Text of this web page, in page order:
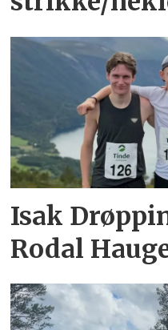
Isak
Rodal